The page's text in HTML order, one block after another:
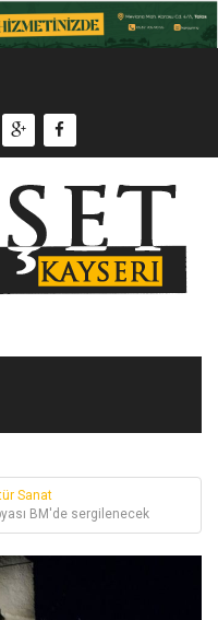
Enerji Hamlesi
Sanat
BM'de sergilenecek